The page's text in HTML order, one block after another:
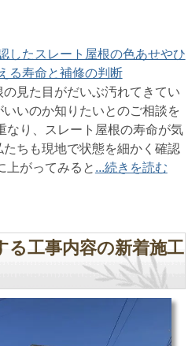
したスレート屋根の色あせやひ
る寿命と補修の判断
見た目がだいぶ汚れてきてい
いのか知りたいとのご相談を
なり、スレート屋根の寿命が気
ちも現地で状態を細かく確認
上がってみると ...続きを読む
る工事内容の新着施工